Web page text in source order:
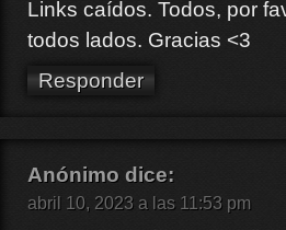
Links caídos. Todos, por
todos lados. Gracias <3
Responder
Anónimo dice:
abril 10, 2023 a las 11:53 pm